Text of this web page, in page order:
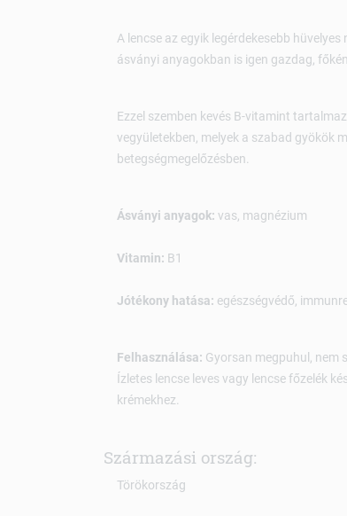
A lencse az egyik legérdekesebb
ásványi anyagokban is igen gazdag,
Ezzel szemben kevés B-vitamint
vegyületekben, melyek a szabad gyökök
betegségmegelőzésben.
Ásványi anyagok: vas, magnézium
Vitamin: B1
Jótékony hatása: egészségvédő,
Felhasználása: Gyorsan megpuhul, nem
Ízletes lencse leves vagy lencse főzelék
krémekhez.
Származási ország:
Törökország